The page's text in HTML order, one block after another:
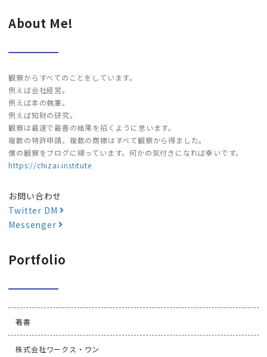
About Me!
観察からすべてのことをしています。
例えば会社経営。
例えば本の執筆。
例えば知財の研究。
観察は最速で最善の結果を招くように思います。
複数の特許申請、複数の商標はすべて観察から得ました。
僕の観察をブログに綴っています。何かの気付きになれば幸いです。
https://chizai.institute
お問い合わせ
Twitter DM
Messenger
Portfolio
著書
株式会社ワークス・ワン